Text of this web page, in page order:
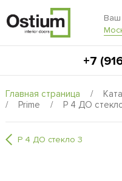
Ваш
+7
Главная страница /
/
Prime / P 4 ДО
P 4 ДО стекло 3